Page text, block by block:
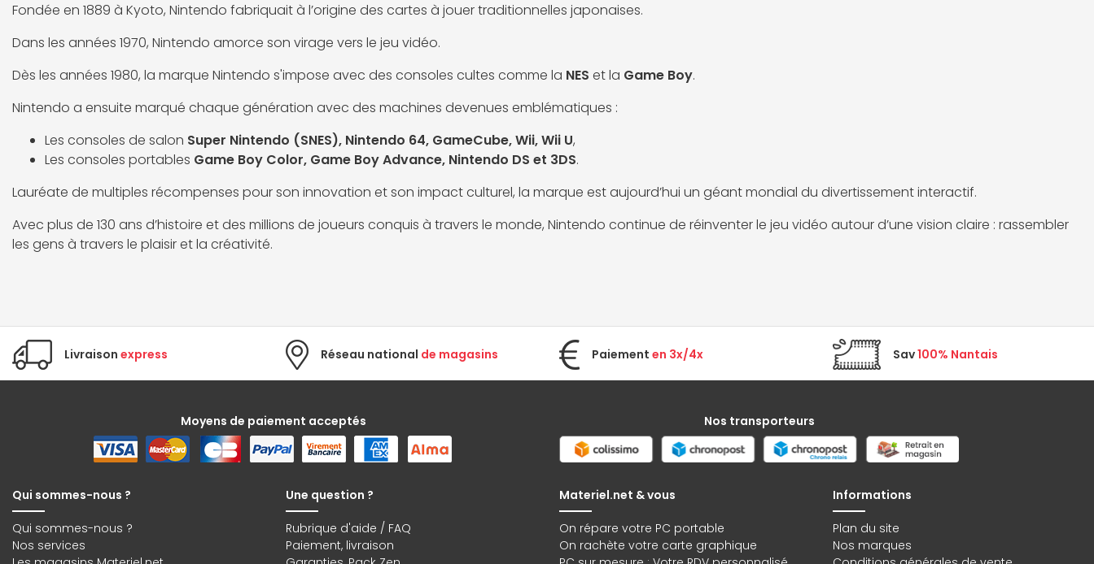
Fondée en 1889 à Kyoto, Nintendo fabriquait à l’origine des cartes à jouer traditionnelles japonaises.
Dans les années 1970, Nintendo amorce son virage vers le jeu vidéo.
Dès les années 1980, la marque Nintendo s'impose avec des consoles cultes comme la NES et la Game Boy.
Nintendo a ensuite marqué chaque génération avec des machines devenues emblématiques :
Les consoles de salon Super Nintendo (SNES), Nintendo 64, GameCube, Wii, Wii U,
Les consoles portables Game Boy Color, Game Boy Advance, Nintendo DS et 3DS.
Lauréate de multiples récompenses pour son innovation et son impact culturel, la marque est aujourd’hui un géant mondial du divertissement interactif.
Avec plus de 130 ans d’histoire et des millions de joueurs conquis à travers le monde, Nintendo continue de réinventer le jeu vidéo autour d’une vision claire : rassembler
les gens à travers le plaisir et la créativité.
Livraison express Réseau national de magasins Paiement en 3x/4x Sav100% Nantais
Moyens de paiement acceptés Nos transporteurs
Qui sommes-nous ?
Qui sommes-nous ?
Nos services
Une question ?
Rubrique d'aide / FAQ
Paiement, livraison
Materiel.net & vous
On répare votre PC portable
On rachète votre carte graphique
Informations
Plan du site
Nos marques